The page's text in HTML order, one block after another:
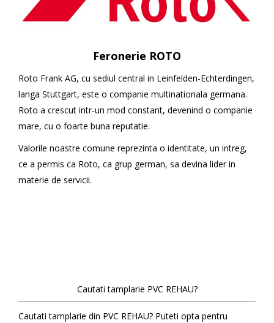
Feronerie ROTO
Roto Frank AG, cu sediul central in Leinfelden-Echterdingen,
langa Stuttgart, este o companie multinationala germana.
Roto a crescut intr-un mod constant, devenind o companie
mare, cu o foarte buna reputatie.
Valorile noastre comune reprezinta o identitate, un intreg,
ce a permis ca Roto, ca grup german, sa devina lider in
materie de servicii.
Cautati tamplarie PVC REHAU?
Cautati tamplarie din PVC REHAU? Puteti opta pentru